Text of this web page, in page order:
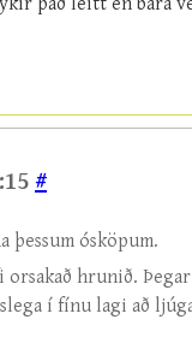
#
þessum ósköpum.
hrunið.
í fínu lagi að